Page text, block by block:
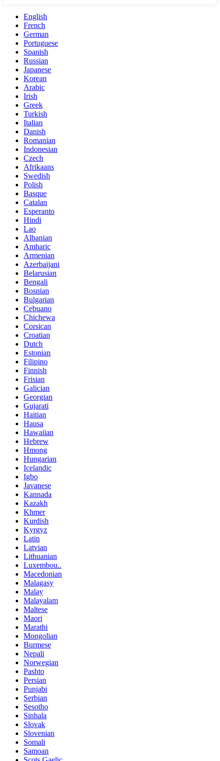
English
French
German
Portuguese
Spanish
Russian
Japanese
Korean
Arabic
Irish
Greek
Turkish
Italian
Danish
Romanian
Indonesian
Czech
Afrikaans
Swedish
Polish
Basque
Catalan
Esperanto
Hindi
Lao
Albanian
Amharic
Armenian
Azerbaijani
Belarusian
Bengali
Bosnian
Bulgarian
Cebuano
Chichewa
Corsican
Croatian
Dutch
Estonian
Filipino
Finnish
Frisian
Galician
Georgian
Gujarati
Haitian
Hausa
Hawaiian
Hebrew
Hmong
Hungarian
Icelandic
Igbo
Javanese
Kannada
Kazakh
Khmer
Kurdish
Kyrgyz
Latin
Latvian
Lithuanian
Luxembou..
Macedonian
Malagasy
Malay
Malayalam
Maltese
Maori
Marathi
Mongolian
Burmese
Nepali
Norwegian
Pashto
Persian
Punjabi
Serbian
Sesotho
Sinhala
Slovak
Slovenian
Somali
Samoan